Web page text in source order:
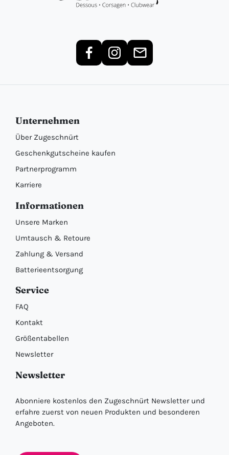
Unternehmen
Über Zugeschnürt
Geschenkgutscheine kaufen
Partnerprogramm
Karriere
Informationen
Unsere Marken
Umtausch & Retoure
Zahlung & Versand
Batterieentsorgung
Service
FAQ
Kontakt
Größentabellen
Newsletter
Newsletter
Abonniere kostenlos den Zugeschnürt Newsletter und
erfahre zuerst von neuen Produkten und besonderen
Angeboten.